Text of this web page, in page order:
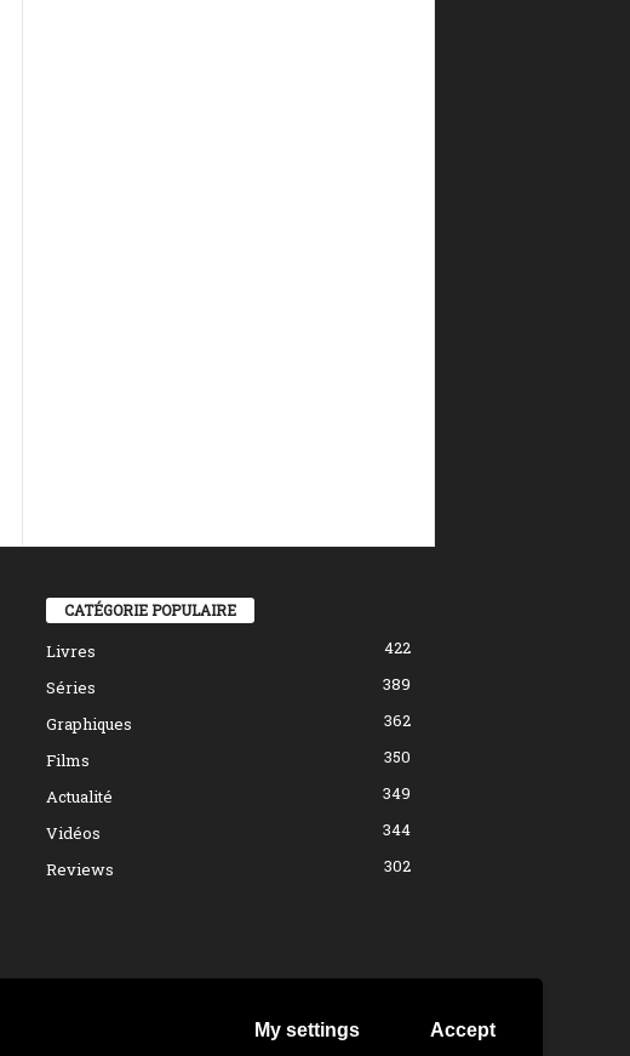
My settings Accept
CATÉGORIE POPULAIRE
Livres
422
Séries
389
Graphiques
362
Films
350
Actualité
349
Vidéos
344
Reviews
302